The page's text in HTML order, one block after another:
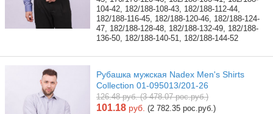
104-42, 182/188-108-43, 182/188-112-44,
182/188-116-45, 182/188-120-46, 182/188-124-
47, 182/188-128-48, 182/188-132-49, 182/188-
136-50, 182/188-140-51, 182/188-144-52
Рубашка мужская Nadex Men's Shirts
Collection 01-095013/201-26
126.48 руб. (3 478.07 рос.руб.)
101.18 руб. (2 782.35 рос.руб.)